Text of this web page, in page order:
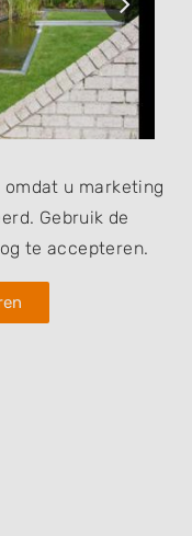
u marketing
Gebruik de
te accepteren.